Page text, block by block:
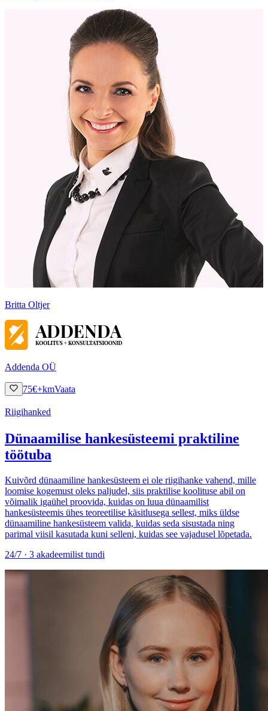
Britta Oltjer
Addenda OÜ
75€+kmVaata
Riigihanked
Dünaamilise hankesüsteemi praktiline
töötuba
Kuivõrd dünaamiline hankesüsteem ei ole riigihanke vahend, mille
loomise kogemust oleks paljudel, siis praktilise koolituse abil on
võimalik igaühel proovida, kuidas on luua dünaamilist
hankesüsteemis ühes teoreetilise käsitlusega sellest, miks üldse
dünaamiline hankesüsteem valida, kuidas seda sisustada ning
parimal viisil kasutada kuni selleni, kuidas see vajadusel lõpetada.
24/7 · 3 akadeemilist tundi